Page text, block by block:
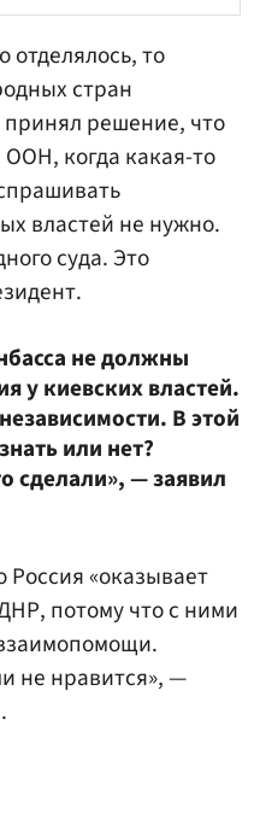
отделялось, то
стран
решение, что
ООН, когда какая-то
властей не нужно.
суда. Это
не должны
у киевских властей.
В этой
или нет?
сделали», — заявил
Россия «оказывает
потому что с ними
не нравится», —